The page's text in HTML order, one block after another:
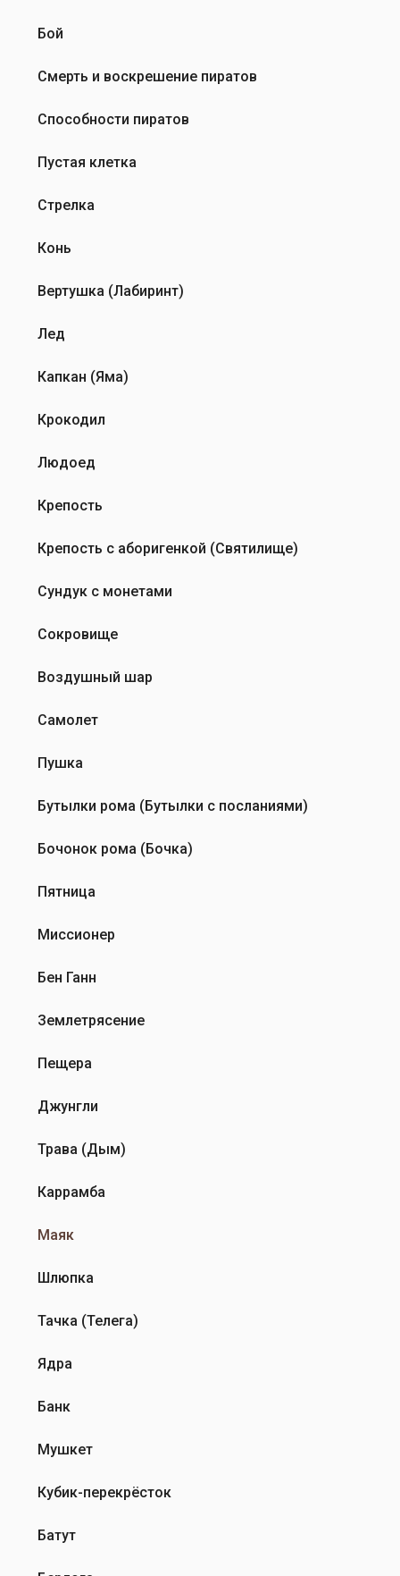
Бой
Смерть и воскрешение пиратов
Способности пиратов
Пустая клетка
Стрелка
Конь
Вертушка (Лабиринт)
Лед
Капкан (Яма)
Крокодил
Людоед
Крепость
Крепость с аборигенкой (Святилище)
Сундук с монетами
Сокровище
Воздушный шар
Самолет
Пушка
Бутылки рома (Бутылки с посланиями)
Бочонок рома (Бочка)
Пятница
Миссионер
Бен Ганн
Землетрясение
Пещера
Джунгли
Трава (Дым)
Каррамба
Маяк
Шлюпка
Тачка (Телега)
Ядра
Банк
Мушкет
Кубик-перекрёсток
Батут